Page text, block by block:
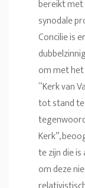
bereikt
synodale
Concilie is
om met
“Kerk van
tot stand te
Kerk”,
te zijn die
om deze